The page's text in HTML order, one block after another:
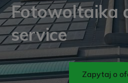
Fotowoltaika
service
Zapytaj o